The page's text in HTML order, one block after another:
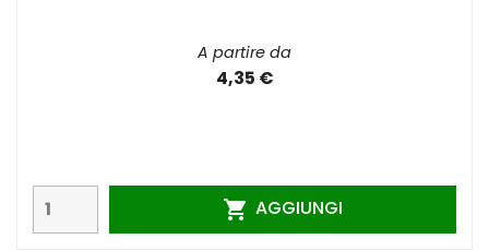
A partire da
4,35 €
 AGGIUNGI